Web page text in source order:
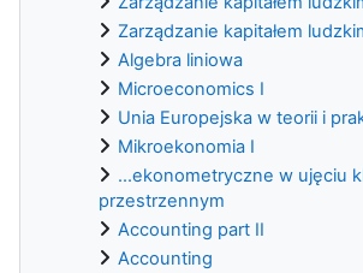
Zarządzanie kapitałem
Algebra liniowa
Microeconomics I
Unia Europejska w teorii i
Mikroekonomia I
...ekonometryczne w ujęciu
przestrzennym
Accounting part II
Accounting